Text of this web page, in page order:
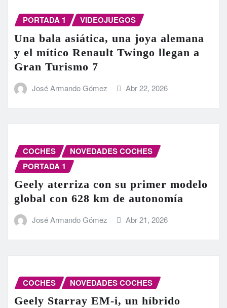
PORTADA 1 VIDEOJUEGOS
Una bala asiática, una joya alemana
y el mítico Renault Twingo llegan a
Gran Turismo 7
José Armando Gómez Abr 22, 2026
COCHES
NOVEDADES COCHES
PORTADA 1
Geely aterriza con su primer modelo
global con 628 km de autonomía
José Armando Gómez Abr 21, 2026
COCHES NOVEDADES COCHES
Geely Starray EM-i, un híbrido